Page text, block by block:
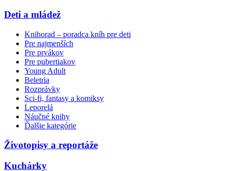
Deti a mládež
Knihorad – poradca kníh pre deti
Pre najmenších
Pre prvákov
Pre pubertiakov
Young Adult
Beletria
Rozprávky
Sci-fi, fantasy a komiksy
Leporelá
Náučné knihy
Ďalšie kategórie
Životopisy a reportáže
Kuchárky